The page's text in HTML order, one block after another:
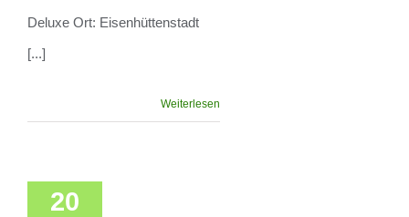
Deluxe Ort: Eisenhüttenstadt
[...]
Weiterlesen
20